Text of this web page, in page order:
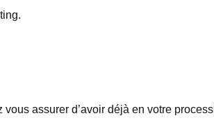
assurer d’avoir déjà en votre